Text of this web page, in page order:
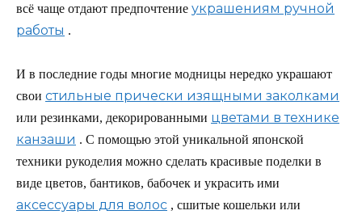
всё чаще отдают предпочтение украшениям ручной
работы .
И в последние годы многие модницы нередко украшают
свои стильные прически изящными заколками
или резинками, декорированными цветами в технике
канзаши . С помощью этой уникальной японской
техники рукоделия можно сделать красивые поделки в
виде цветов, бантиков, бабочек и украсить ими
аксессуары для волос , сшитые кошельки или